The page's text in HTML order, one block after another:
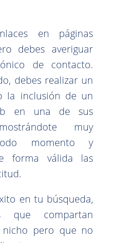
en páginas
debes averiguar
de contacto.
debes realizar un
la inclusión de un
en una de sus
muy
momento y
forma válida las
en tu búsqueda,
compartan
pero que no